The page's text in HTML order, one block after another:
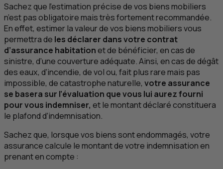
Sachez que l’estimation précise de vos biens mobiliers
n’est pas obligatoire mais très fortement recommandée.
En effet, estimer la valeur de vos biens mobiliers vous
permettra de les déclarer dans votre contrat
d’assurance habitationet de bénéficier, en cas de
sinistre, d’une couverture adéquate. Ainsi, en cas de dégât
des eaux, d’incendie, de vol ou, fait plus rare mais pas
impossible, de catastrophe naturelle, votre assurance
se basera sur l’évaluation que vous lui aurez fourni
pour vous indemniser, et le montant déclaré constituera
le plafond d’indemnisation.
Sachez que, lorsque vos biens sont endommagés, votre
assurance calcule le montant de votre indemnisation en
prenant en compte :